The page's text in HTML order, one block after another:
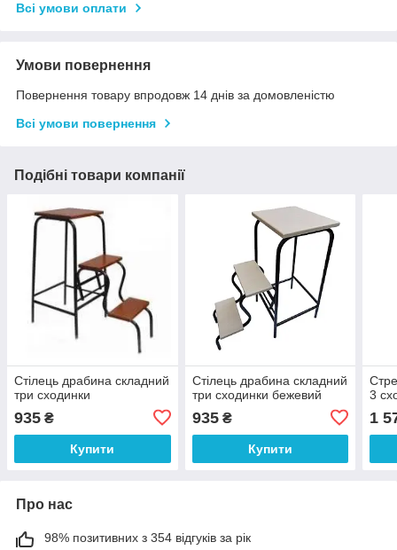
Всі умови оплати
Умови повернення
Повернення товару впродовж 14 днів за домовленістю
Всі умови повернення
Подібні товари компанії
Стілець драбина складний
три сходинки
935 ₴
Купити
Стілець драбина складний
три сходинки бежевий
935₴
Купити
3
1
Про нас
98% позитивних з 354 відгуків за рік